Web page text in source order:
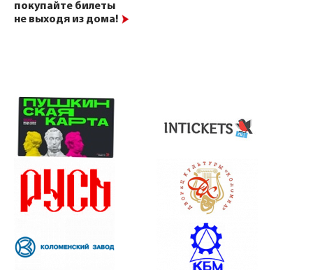
покупайте билеты
не выходя из дома!